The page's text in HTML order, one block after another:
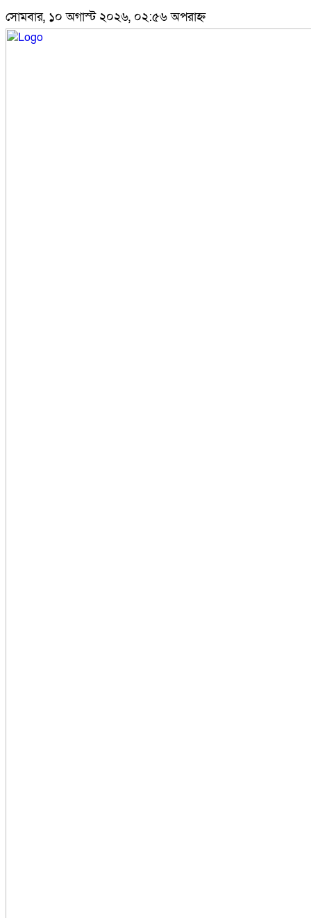
সোমবার, ১০ অগাস্ট ২০২৬, ০২:৫৬ অপরাহ্ন